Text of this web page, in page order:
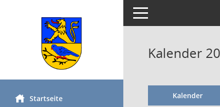
Startseite
Toggle navigation
Kalender
Kalender